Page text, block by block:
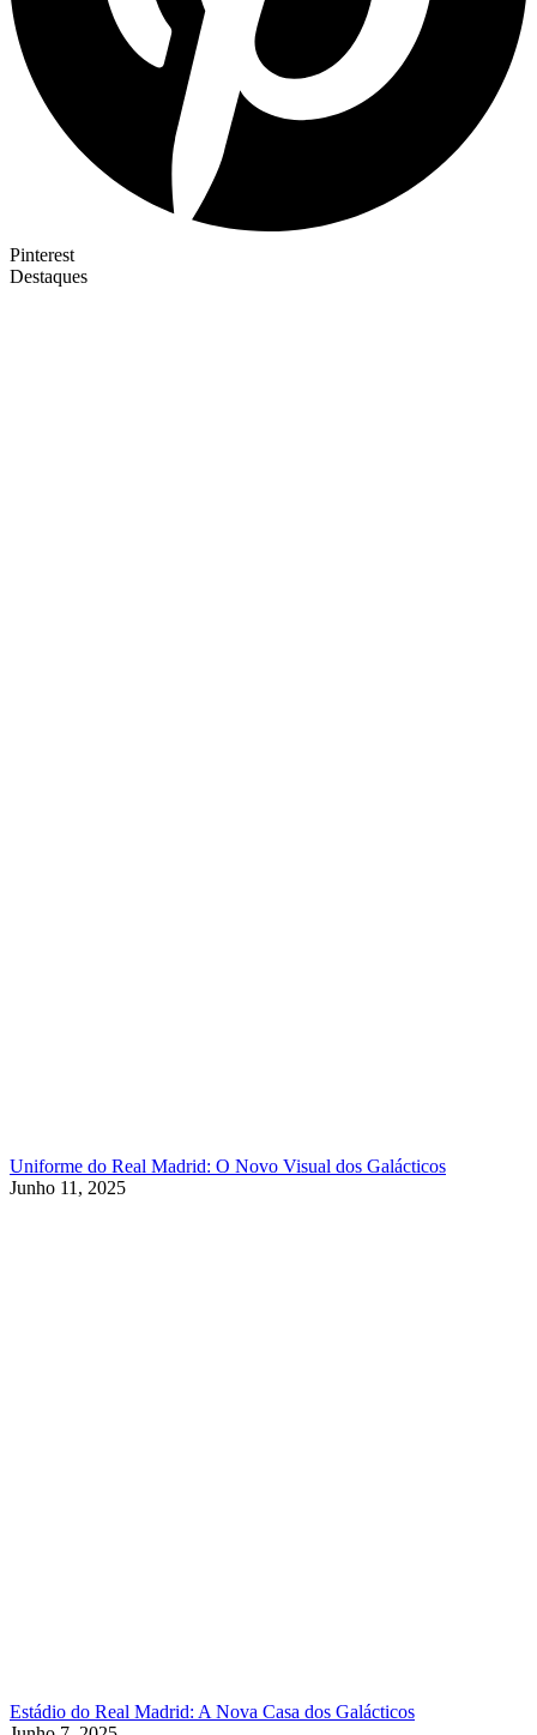
Pinterest
Destaques
Uniforme do Real Madrid: O Novo Visual dos Galácticos
Junho 11, 2025
Estádio do Real Madrid: A Nova Casa dos Galácticos